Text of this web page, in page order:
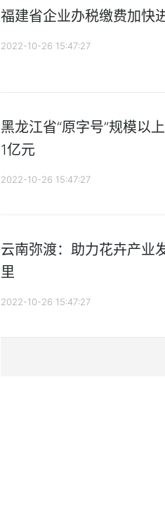
福建省企业办税缴费加快
2022-10-26 15:47:27
黑龙江省“原字号”规模以
1亿元
2022-10-26 15:47:27
云南弥渡：助力花卉产业
里
2022-10-26 15:47:27